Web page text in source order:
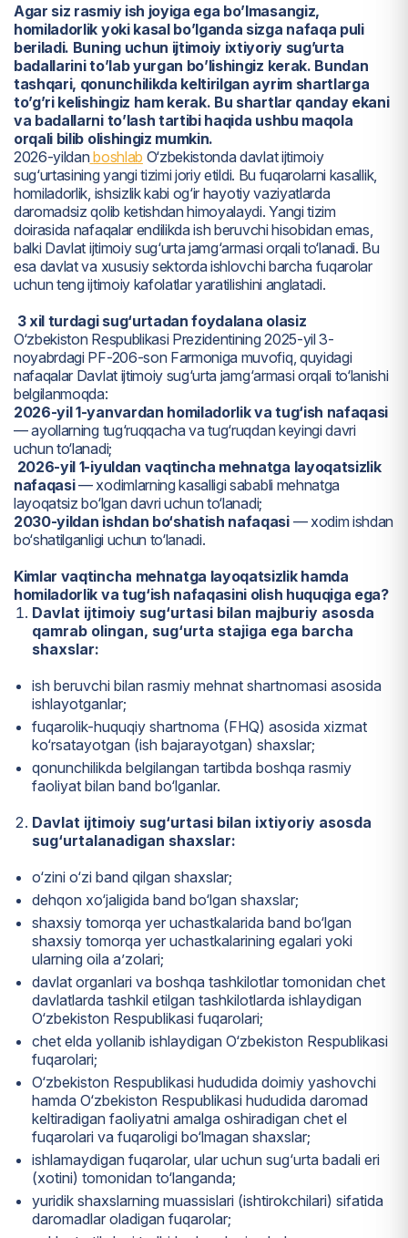
Agar siz rasmiy ish joyiga ega bo’lmasangiz,
homiladorlik yoki kasal bo’lganda sizga nafaqa puli
beriladi. Buning uchun ijtimoiy ixtiyoriy sug’urta
badallarini to’lab yurgan bo’lishingiz kerak. Bundan
tashqari, qonunchilikda keltirilgan ayrim shartlarga
to’g’ri kelishingiz ham kerak. Bu shartlar qanday ekani
va badallarni to’lash tartibi haqida ushbu maqola
orqali bilib olishingiz mumkin.
2026-yildanboshlab O‘zbekistonda davlat ijtimoiy
sug‘urtasining yangi tizimi joriy etildi. Bu fuqarolarni kasallik,
homiladorlik, ishsizlik kabi og‘ir hayotiy vaziyatlarda
daromadsiz qolib ketishdan himoyalaydi. Yangi tizim
doirasida nafaqalar endilikda ish beruvchi hisobidan emas,
balki Davlat ijtimoiy sug‘urta jamg‘armasi orqali to‘lanadi. Bu
esa davlat va xususiy sektorda ishlovchi barcha fuqarolar
uchun teng ijtimoiy kafolatlar yaratilishini anglatadi.
3 xil turdagi sug‘urtadan foydalana olasiz
O‘zbekiston Respublikasi Prezidentining 2025-yil 3-
noyabrdagi PF-206-son Farmoniga muvofiq, quyidagi
nafaqalar Davlat ijtimoiy sug‘urta jamg‘armasi orqali to‘lanishi
belgilanmoqda:
2026-yil 1-yanvardan homiladorlik va tug‘ish nafaqasi
— ayollarning tug‘ruqqacha va tug‘ruqdan keyingi davri
uchun to‘lanadi;
2026-yil 1-iyuldan vaqtincha mehnatga layoqatsizlik
nafaqasi— xodimlarning kasalligi sababli mehnatga
layoqatsiz bo‘lgan davri uchun to‘lanadi;
2030-yildan ishdan bo‘shatish nafaqasi— xodim ishdan
bo‘shatilganligi uchun to‘lanadi.
Kimlar vaqtincha mehnatga layoqatsizlik hamda
homiladorlik va tug‘ish nafaqasini olish huquqiga ega?
Davlat ijtimoiy sug‘urtasi bilan majburiy asosda
qamrab olingan, sug‘urta stajiga ega barcha
shaxslar:
ish beruvchi bilan rasmiy mehnat shartnomasi asosida
ishlayotganlar;
fuqarolik-huquqiy shartnoma (FHQ) asosida xizmat
ko‘rsatayotgan (ish bajarayotgan) shaxslar;
qonunchilikda belgilangan tartibda boshqa rasmiy
faoliyat bilan band bo‘lganlar.
Davlat ijtimoiy sug‘urtasi bilan ixtiyoriy asosda
sug‘urtalanadigan shaxslar:
o‘zini o‘zi band qilgan shaxslar;
dehqon xo‘jaligida band bo‘lgan shaxslar;
shaxsiy tomorqa yer uchastkalarida band bo‘lgan
shaxsiy tomorqa yer uchastkalarining egalari yoki
ularning oila a’zolari;
davlat organlari va boshqa tashkilotlar tomonidan chet
davlatlarda tashkil etilgan tashkilotlarda ishlaydigan
O‘zbekiston Respublikasi fuqarolari;
chet elda yollanib ishlaydigan O‘zbekiston Respublikasi
fuqarolari;
O‘zbekiston Respublikasi hududida doimiy yashovchi
hamda O‘zbekiston Respublikasi hududida daromad
keltiradigan faoliyatni amalga oshiradigan chet el
fuqarolari va fuqaroligi bo‘lmagan shaxslar;
ishlamaydigan fuqarolar, ular uchun sug‘urta badali eri
(xotini) tomonidan to‘langanda;
yuridik shaxslarning muassislari (ishtirokchilari) sifatida
daromadlar oladigan fuqarolar;